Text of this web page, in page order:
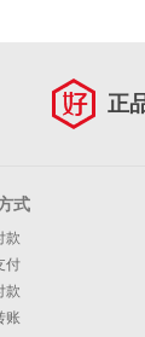
正
式
款
付
款
账